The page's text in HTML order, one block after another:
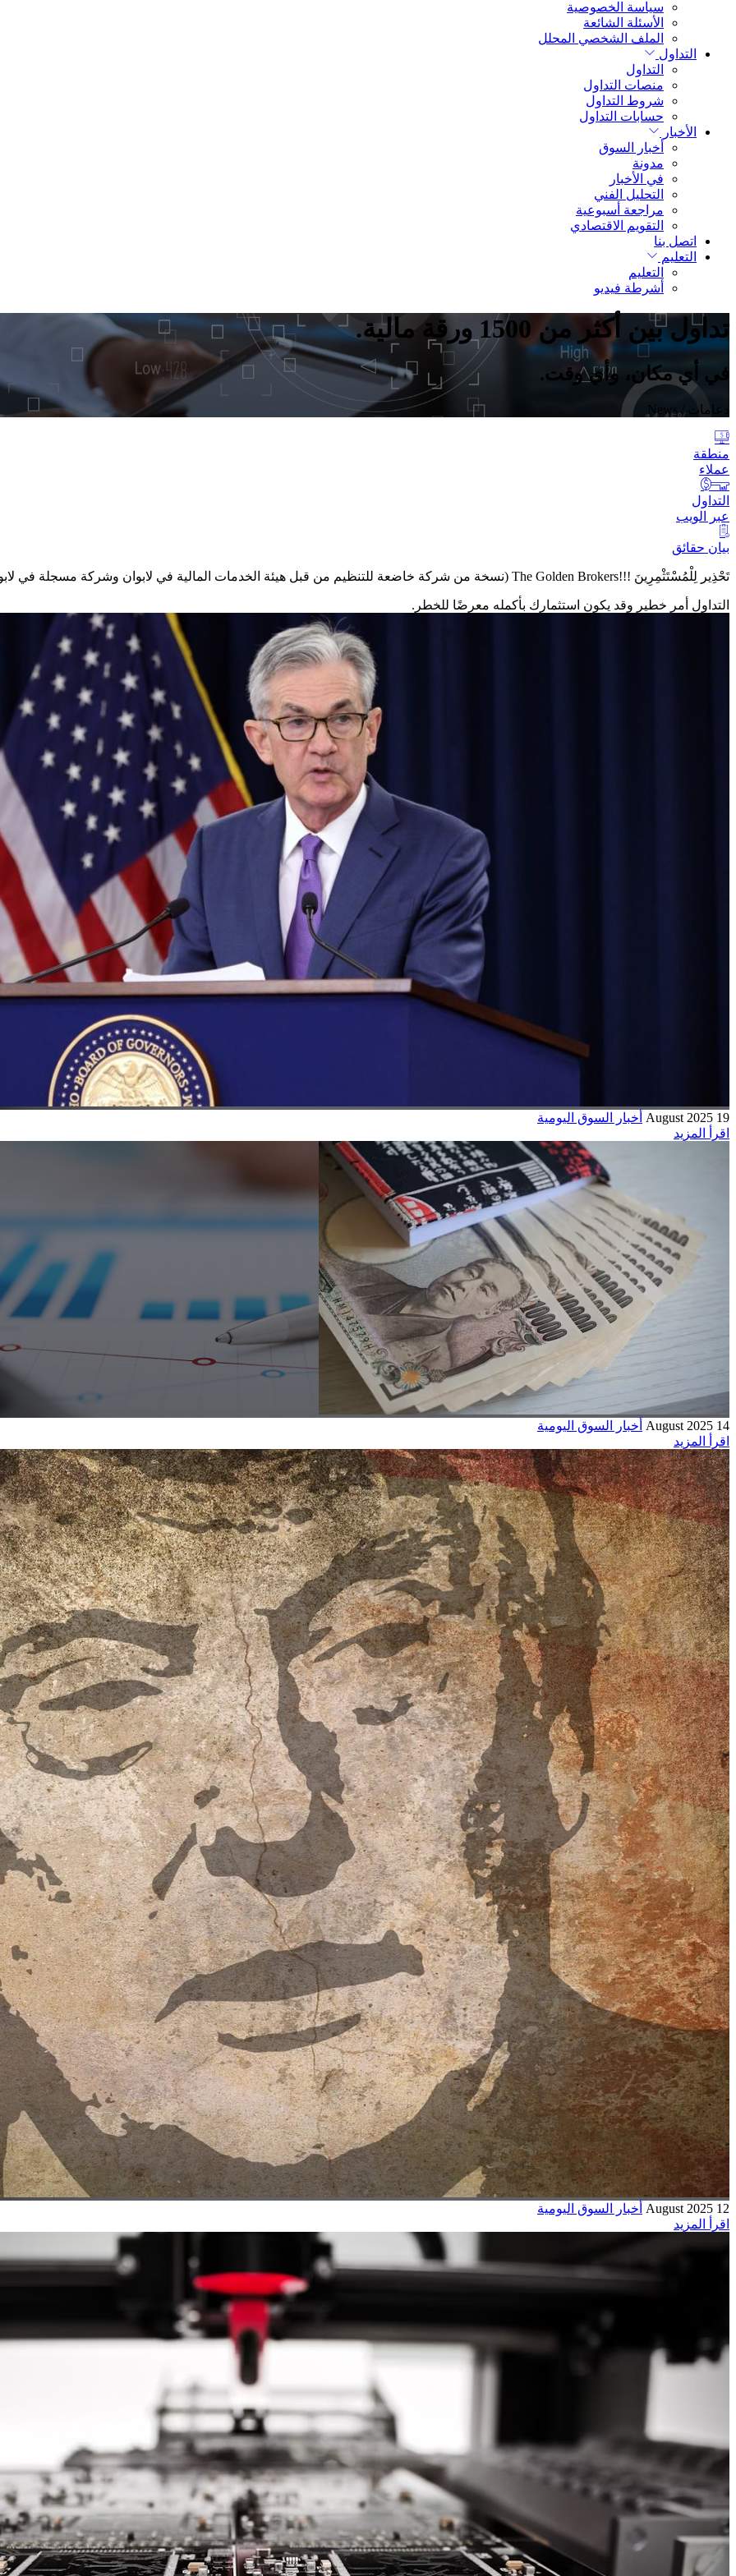
سياسة الخصوصية
الأسئلة الشائعة
الملف الشخصي المحلل
التداول
التداول
منصات التداول
شروط التداول
حسابات التداول
الأخبار
أخبار السوق
مدونة
في الأخبار
التحليل الفني
مراجعة أسبوعية
التقويم الاقتصادي
اتصل بنا
التعليم
التعليم
أشرطة فيديو
تداول بين أكثر من 1500 ورقة مالية.
في أي مكان، وأي وقت.
دعامات / News
منطقة
عملاء
التداول
عبر الويب
بيان حقائق
تَحْذِير لِلْمُسْتَثْمِرِينَ !!!The Golden Brokers (نسخة من شركة خاضعة للتنظيم من قبل هيئة الخدمات المالية في لابوان وشركة مسجلة في لابوان)
التداول أمر خطير وقد يكون استثمارك بأكمله معرضًا للخطر.
19 August 2025
أخبار السوق اليومية
اقرأ المزيد
14 August 2025
أخبار السوق اليومية
اقرأ المزيد
12 August 2025
أخبار السوق اليومية
اقرأ المزيد